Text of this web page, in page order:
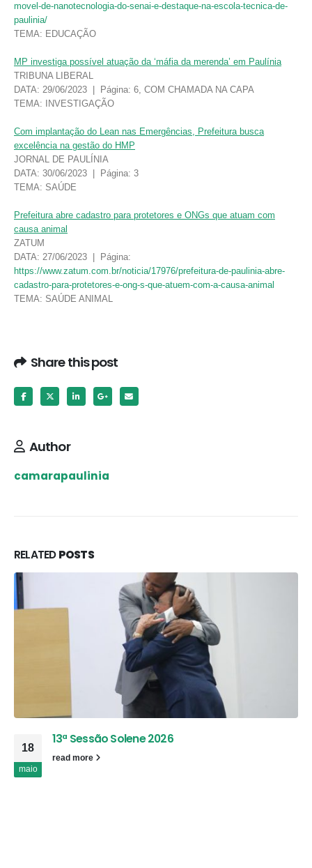
movel-de-nanotecnologia-do-senai-e-destaque-na-escola-tecnica-de-
paulinia/
TEMA: EDUCAÇÃO
MP investiga possível atuação da ‘máfia da merenda’ em Paulínia
TRIBUNA LIBERAL
DATA: 29/06/2023 | Página: 6, COM CHAMADA NA CAPA
TEMA: INVESTIGAÇÃO
Com implantação do Lean nas Emergências, Prefeitura busca
excelência na gestão do HMP
JORNAL DE PAULÍNIA
DATA: 30/06/2023 | Página: 3
TEMA: SAÚDE
Prefeitura abre cadastro para protetores e ONGs que atuam com
causa animal
ZATUM
DATA: 27/06/2023 | Página:
https://www.zatum.com.br/noticia/17976/prefeitura-de-paulinia-abre-
cadastro-para-protetores-e-ong-s-que-atuem-com-a-causa-animal
TEMA: SAÚDE ANIMAL
Share this post
Author
camarapaulinia
RELATEDPOSTS
18
maio
13ª Sessão Solene 2026
read more